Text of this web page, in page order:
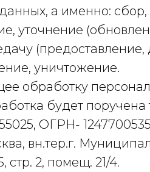
а именно: сбор,
уточнение
(предоставление,
уничтожение.
обработку
будет
ОГРН-
вн.тер.г.
стр. 2, помещ. 21/4.